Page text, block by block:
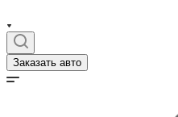
Заказать авто